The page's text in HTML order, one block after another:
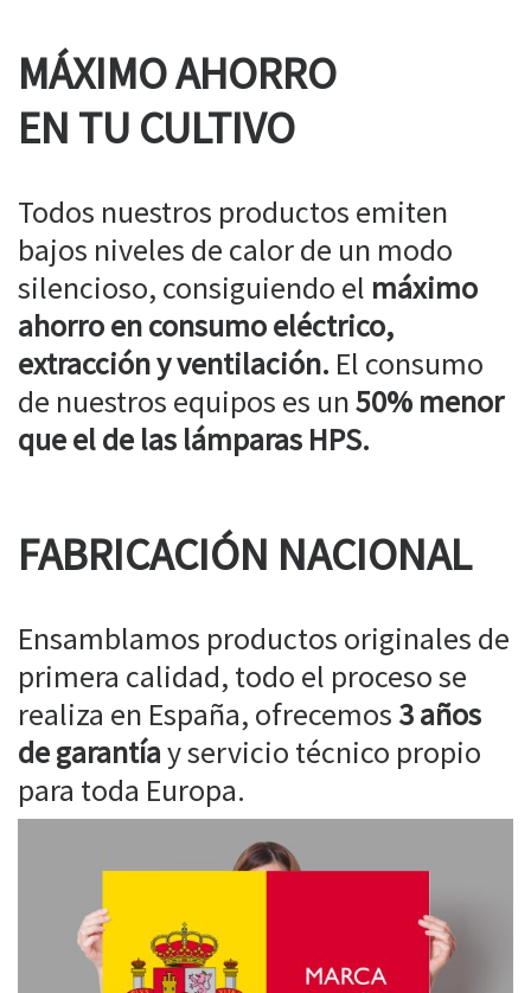
MÁXIMO AHORRO
EN TU CULTIVO
Todos nuestros productos emiten
bajos niveles de calor de un modo
silencioso, consiguiendo el máximo
ahorro en consumo eléctrico,
extracción y ventilación. El consumo
de nuestros equipos es un50% menor
que el de las lámparas HPS.
FABRICACIÓN NACIONAL
Ensamblamos productos originales de
primera calidad, todo el proceso se
realiza en España, ofrecemos 3 años
de garantíay servicio técnico propio
para toda Europa.